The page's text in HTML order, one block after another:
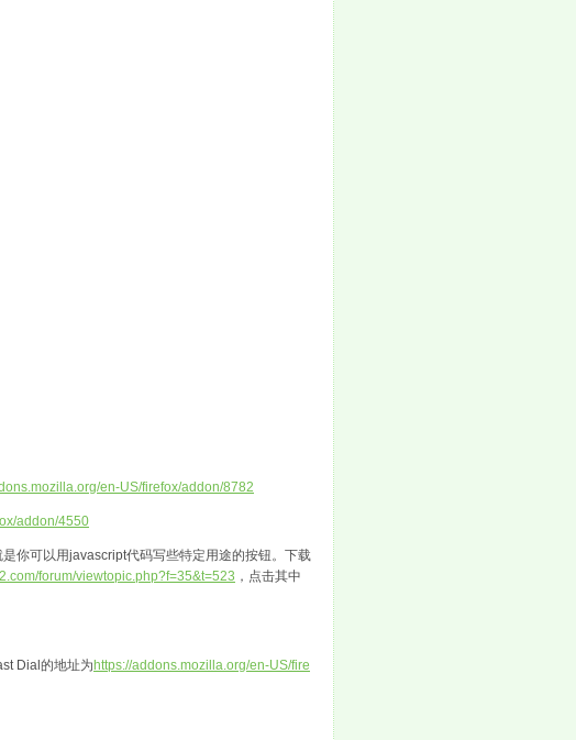
en-US/firefox/addon/8782
addon/4550
你可以用javascript代码写些特定用途的按钮。下载
forum/viewtopic.php?f=35&t=523 ，点击其中
Dial的地址为 https://addons.mozilla.org/en-US/fire